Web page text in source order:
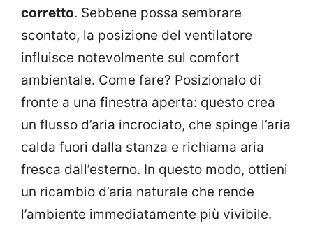
corretto. Sebbene possa sembrare
scontato, la posizione del ventilatore
influisce notevolmente sul comfort
ambientale. Come fare? Posizionalo di
fronte a una finestra aperta: questo crea
un flusso d’aria incrociato, che spinge l’aria
calda fuori dalla stanza e richiama aria
fresca dall’esterno. In questo modo, ottieni
un ricambio d’aria naturale che rende
l’ambiente immediatamente più vivibile.